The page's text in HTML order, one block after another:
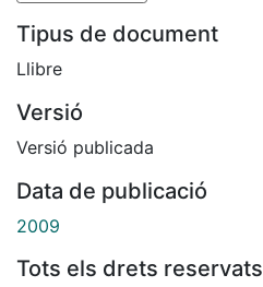
Tipus de document
Llibre
Versió
Versió publicada
Data de publicació
2009
Tots els drets reservats